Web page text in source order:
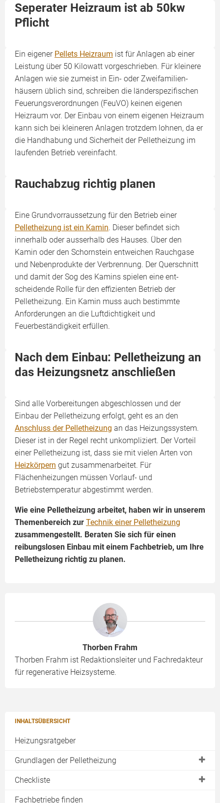
INHALTSÜBERSICHT
Heizungsratgeber
Grundlagen der Pelletheizung
Detailplanung einer Pelletheizung
Die Pelletheizung im Betrieb
Checkliste
Planung
Fachbetriebe finden
Seperater Heizraum ist ab 50kw
Pflicht
Ein eigener Pellets Heizraum ist für Anlagen ab einer
Leistung über 50 Kilowatt vor­geschrieben. Für kleinere
Anlagen wie sie zumeist in Ein- oder Zweifamilien­
häusern üblich sind, schreiben die länder­spezifischen
Feuerungs­verordnungen (FeuVO) keinen eigenen
Heizraum vor. Der Einbau von einem eigenen Heizraum
kann sich bei kleineren Anlagen trotzdem lohnen, da er
die Handhabung und Sicherheit der Pelletheizung im
laufenden Betrieb vereinfacht.
Rauchabzug richtig planen
Eine Grundvorraussetzung für den Betrieb einer
Pelletheizung ist ein Kamin. Dieser befindet sich
innerhalb oder ausserhalb des Hauses. Über den
Kamin oder den Schornstein entweichen Rauchgase
und Nebenprodukte der Verbrennung. Der Querschnitt
und damit der Sog des Kamins spielen eine ent­
scheidende Rolle für den effizienten Betrieb der
Pelletheizung. Ein Kamin muss auch bestimmte
Anforderungen an die Luftdichtigkeit und
Feuerbeständigkeit erfüllen.
Nach dem Einbau: Pelletheizung an
das Heizungsnetz anschließen
Sind alle Vorbereitungen abgeschlossen und der
Einbau der Pelletheizung erfolgt, geht es an den
Anschluss der Pelletheizung an das Heizungssystem.
Dieser ist in der Regel recht unkompliziert. Der Vorteil
einer Pelletheizung ist, dass sie mit vielen Arten von
Heizkörpern gut zusammenarbeitet. Für
Flächenheizungen müssen Vorlauf- und
Betriebstemperatur abgestimmt werden.
Wie eine Pelletheizung arbeitet, haben wir in unserem
Themenbereich zur Technik einer Pelletheizung
zusammengestellt. Beraten Sie sich für einen
reibungslosen Einbau mit einem Fachbetrieb, um Ihre
Pelletheizung richtig zu planen.
Thorben Frahm
Thorben Frahm ist Redaktionsleiter und Fachredakteur
für regenerative Heizsysteme.